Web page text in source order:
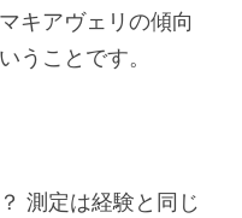
キアヴェリの傾向
うことです。
測定は経験と同じ